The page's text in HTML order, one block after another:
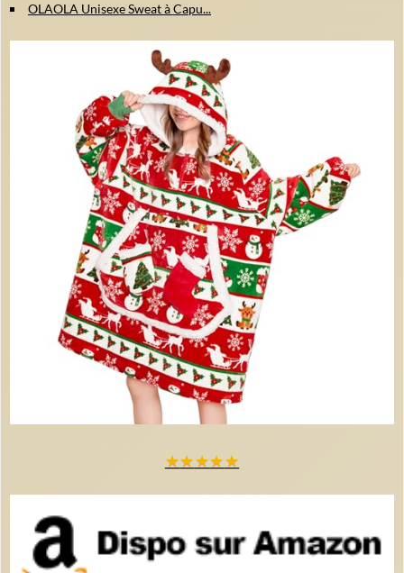
OLAOLA Unisexe Sweat à Capu...
★★★★★